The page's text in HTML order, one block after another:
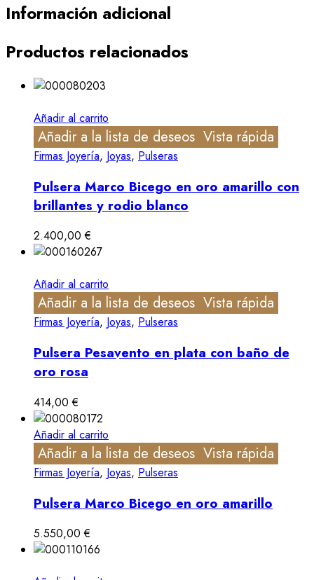
Información adicional
Productos relacionados
Añadir al carrito
Añadir a la lista de deseos Vista rápida
Firmas Joyería, Joyas, Pulseras
Pulsera Marco Bicego en oro amarillo con
brillantes y rodio blanco
2.400,00€
Añadir al carrito
Añadir a la lista de deseos Vista rápida
Firmas Joyería, Joyas, Pulseras
Pulsera Pesavento en plata con baño de
oro rosa
414,00€
Añadir al carrito
Añadir a la lista de deseos Vista rápida
Firmas Joyería, Joyas, Pulseras
Pulsera Marco Bicego en oro amarillo
5.550,00€